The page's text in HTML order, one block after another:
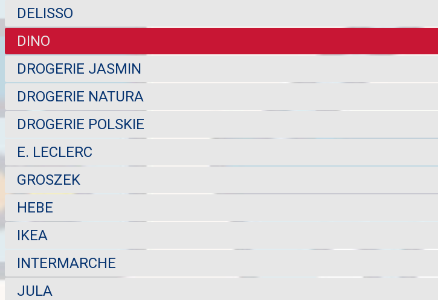
DELISSO
DINO
DROGERIE JASMIN
DROGERIE NATURA
DROGERIE POLSKIE
E. LECLERC
GROSZEK
HEBE
IKEA
INTERMARCHE
JULA